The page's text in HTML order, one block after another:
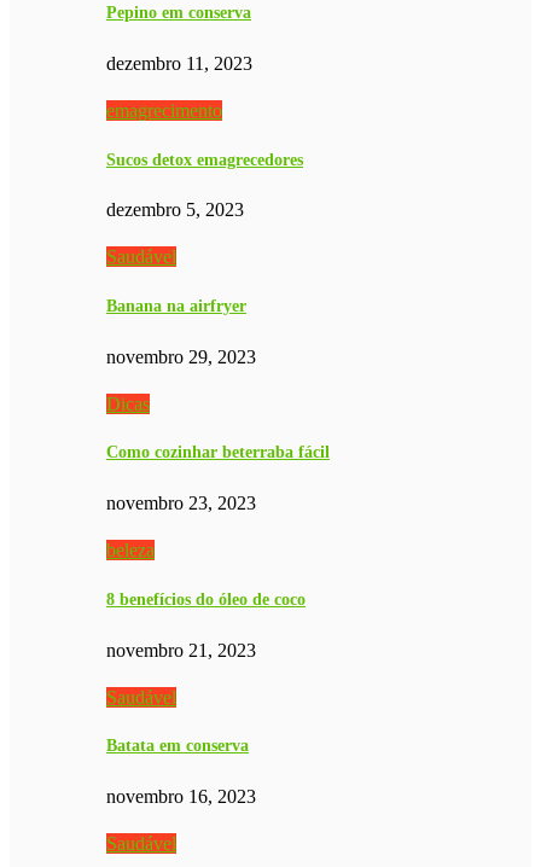
Pepino em conserva
dezembro 11, 2023
emagrecimento
Sucos detox emagrecedores
dezembro 5, 2023
Saudável
Banana na airfryer
novembro 29, 2023
Dicas
Como cozinhar beterraba fácil
novembro 23, 2023
beleza
8 benefícios do óleo de coco
novembro 21, 2023
Saudável
Batata em conserva
novembro 16, 2023
Saudável